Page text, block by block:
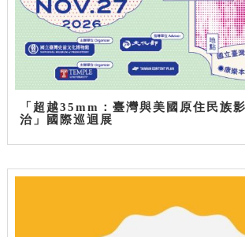
「超越35mm：臺灣與美國原住民族
治」國際巡迴展